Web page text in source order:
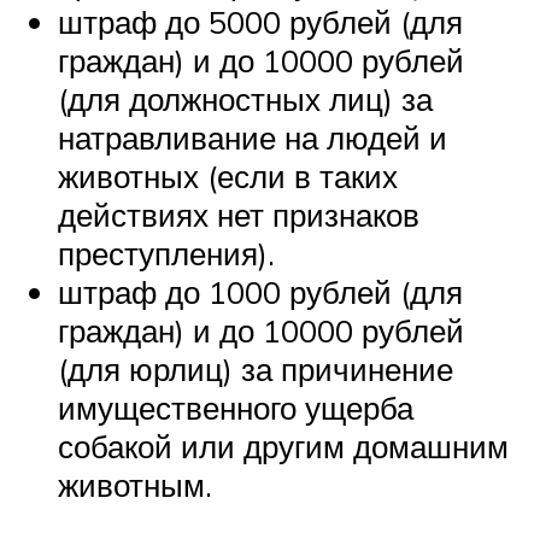
штраф до 5000 рублей (для
граждан) и до 10000 рублей
(для должностных лиц) за
натравливание на людей и
животных (если в таких
действиях нет признаков
преступления).
штраф до 1000 рублей (для
граждан) и до 10000 рублей
(для юрлиц) за причинение
имущественного ущерба
собакой или другим домашним
животным.